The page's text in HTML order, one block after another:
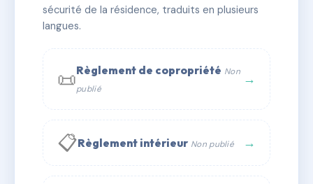
🏠 4 lots
🏗 1 bâtiment(s)
📞 Contacter Syndic Digital 💬 WhatsApp
✉ Email
sécurité de la résidence, traduits en plusieurs
langues.
📜Règlement de copropriété Non
publié
→
📋Règlement intérieur Non publié →